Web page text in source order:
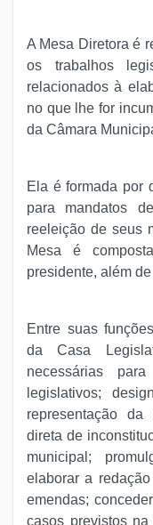
A Mesa Diretora é
os trabalhos
relacionados à
no que lhe for
da Câmara
Ela é formada por
para mandatos
reeleição de seus
Mesa é
presidente, além
Entre suas
da Casa
necessárias
legislativos;
representação
direta de
municipal;
elaborar a
emendas;
casos previstos